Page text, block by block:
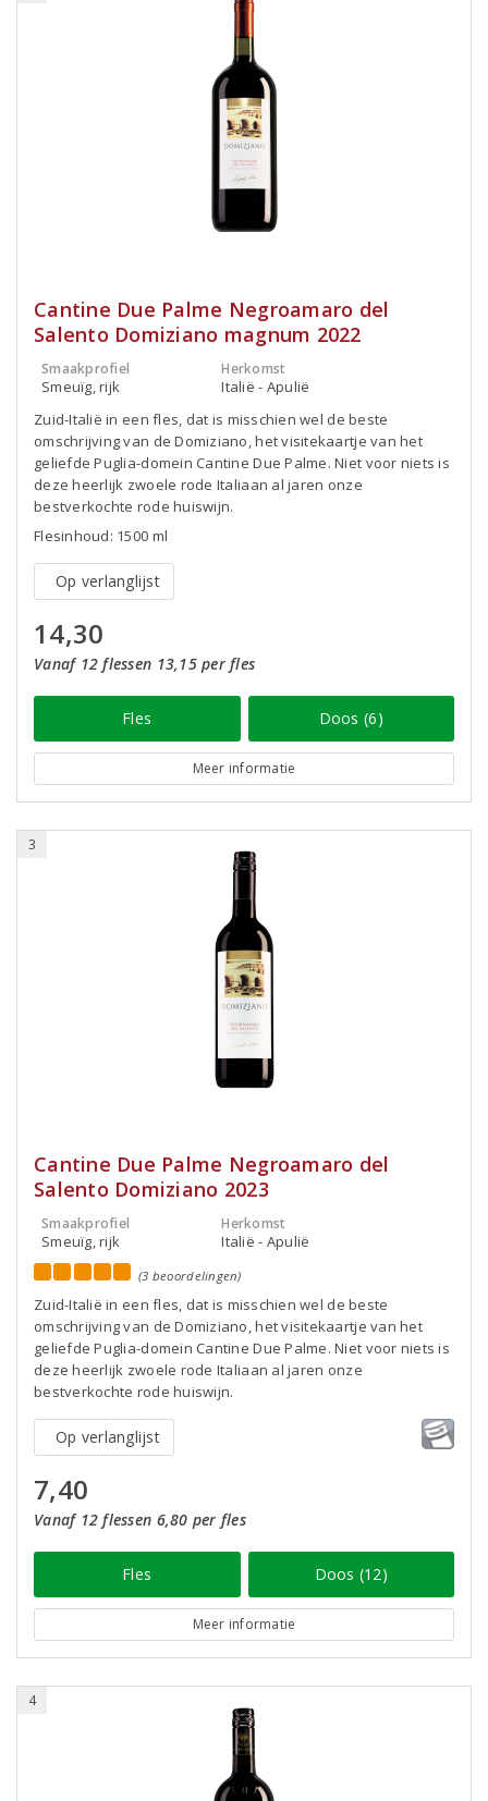
Cantine Due Palme Negroamaro del
Salento Domiziano magnum 2022
Smaakprofiel
Smeuïg, rijk
Herkomst
Italië - Apulië
Zuid-Italië in een fles, dat is misschien wel de beste
omschrijving van de Domiziano, het visitekaartje van het
geliefde Puglia-domein Cantine Due Palme. Niet voor niets is
deze heerlijk zwoele rode Italiaan al jaren onze
bestverkochte rode huiswijn.
Flesinhoud: 1500 ml
Op verlanglijst
14,30
Vanaf 12 flessen 13,15 per fles
Fles Doos (6)
Meer informatie
3
Cantine Due Palme Negroamaro del
Salento Domiziano 2023
Smaakprofiel
Smeuïg, rijk
Herkomst
Italië - Apulië
(3 beoordelingen)
Zuid-Italië in een fles, dat is misschien wel de beste
omschrijving van de Domiziano, het visitekaartje van het
geliefde Puglia-domein Cantine Due Palme. Niet voor niets is
deze heerlijk zwoele rode Italiaan al jaren onze
bestverkochte rode huiswijn.
Op verlanglijst
7,40
Vanaf 12 flessen 6,80 per fles
Fles Doos (12)
Meer informatie
4